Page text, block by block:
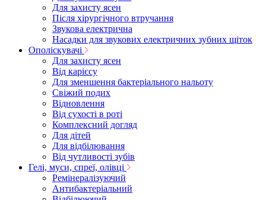
Для захисту ясен
Після хірургічного втручання
Звукова електрична
Насадки для звукових електричних зубних щіток
Ополіскувачі
Для захисту ясен
Від карієсу
Для зменшення бактеріального нальоту
Свіжий подих
Відновлення
Від сухості в роті
Комплексний догляд
Для дітей
Для відбілювання
Від чутливості зубів
Гелі, муси, спреї, олівці
Ремінералізуючий
Антибактеріальний